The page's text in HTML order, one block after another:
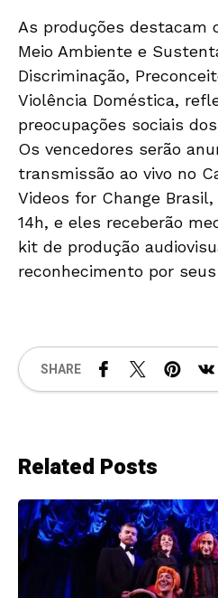
As produções destacam
Meio Ambiente e
Discriminação,
Violência Doméstica,
preocupações sociais
Os vencedores serão
transmissão ao vivo no
Videos for Change
14h, e eles receberão
kit de produção
reconhecimento por
SHARE
Related Posts